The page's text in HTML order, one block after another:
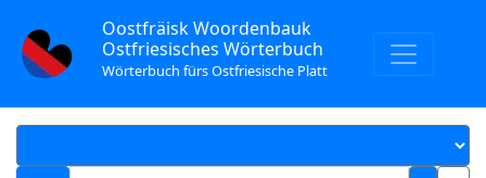
Oostfräisk Woordenbauk
Ostfriesisches Wörterbuch
Wörterbuch fürs Ostfriesische Platt